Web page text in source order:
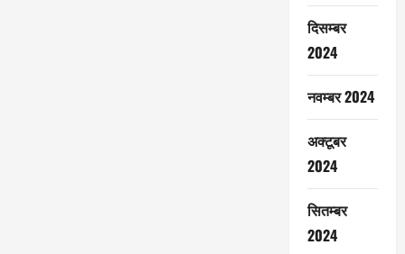
दिसम्बर
2024
नवम्बर 2024
अक्टूबर
2024
सितम्बर
2024